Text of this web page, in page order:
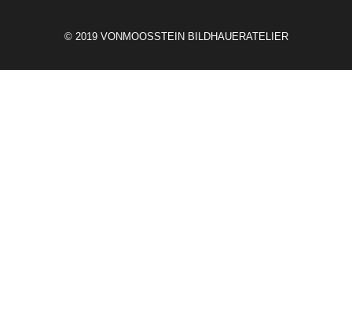
© 2019 VONMOOSSTEIN BILDHAUERATELIER